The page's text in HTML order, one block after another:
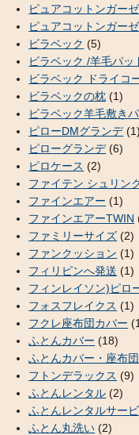
ピュアコットンガー
ピュアコットンガー
ビラベック (5)
ビラベック /羊毛パッ
ビラベック ドライコ
ビラベックの枕 (1)
ビラベック羊毛敷き
ピローDMグランデ(1)
ピローグランデ(6)
ピロケース (2)
ファイテン シュリン
ファインエアー (1)
ファインエアーTWIN
ファミリーサイズ (2)
ファンクッション (1)
フィリピンへ発送 (1)
フィンレイソン)ピロ
フォスフレイクス (1)
フクレ座布団カバー
ふとんカバー (18)
ふとんカバー・座布
フトンデラックス (9)
ふとんレンタル (2)
ふとんレンタルサー
ふとん丸洗い (2)